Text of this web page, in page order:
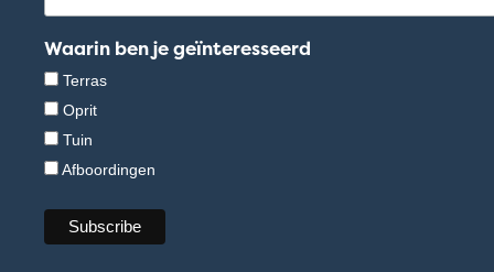
Waarin ben je geïnteresseerd
Terras
Oprit
Tuin
Afboordingen